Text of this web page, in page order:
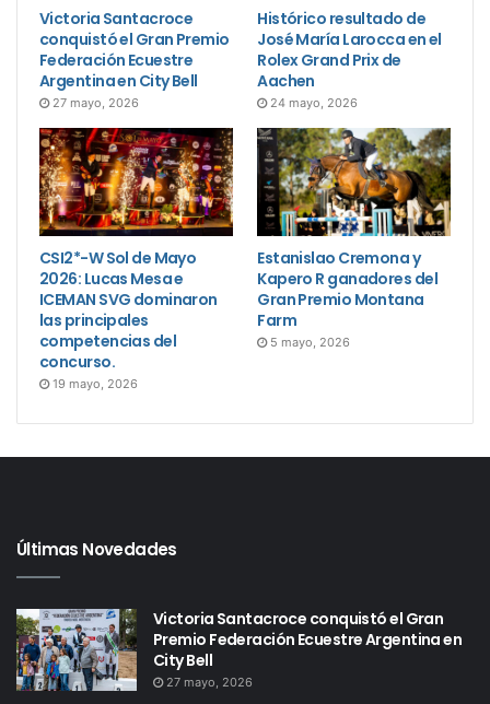
Victoria Santacroce
conquistó el Gran Premio
Federación Ecuestre
Argentina en City Bell
27 mayo, 2026
Histórico resultado de
José María Larocca en el
Rolex Grand Prix de
Aachen
24 mayo, 2026
CSI2*-W Sol de Mayo
2026: Lucas Mesa e
ICEMAN SVG dominaron
las principales
competencias del
concurso.
19 mayo, 2026
Estanislao Cremona y
Kapero R ganadores del
Gran Premio Montana
Farm
5 mayo, 2026
Últimas Novedades
Victoria Santacroce conquistó el Gran
Premio Federación Ecuestre Argentina en
City Bell
27 mayo, 2026